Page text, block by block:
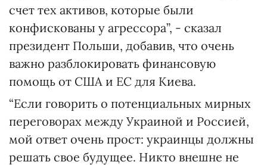
счет тех активов, которые были
конфискованы у агрессора”, - сказал
президент Польши, добавив, что очень
важно разблокировать финансовую
помощь от США и ЕС для Киева.
“Если говорить о потенциальных мирных
переговорах между Украиной и Россией,
мой ответ очень прост: украинцы должны
решать свое будущее. Никто внешне не